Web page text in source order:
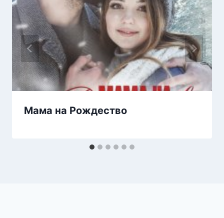
Мама на Рождество